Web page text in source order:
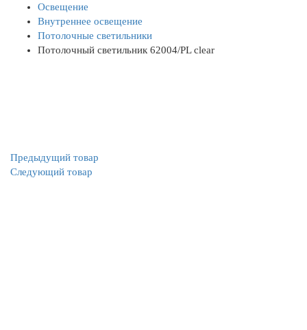
Освещение
Внутреннее освещение
Потолочные светильники
Потолочный светильник 62004/PL clear
Предыдущий товар
Следующий товар